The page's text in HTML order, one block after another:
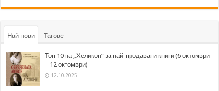
Най-нови Тагове
Топ 10 на „Хеликон” за най-продавани книги (6 октомври
– 12 октомври)
12.10.2025